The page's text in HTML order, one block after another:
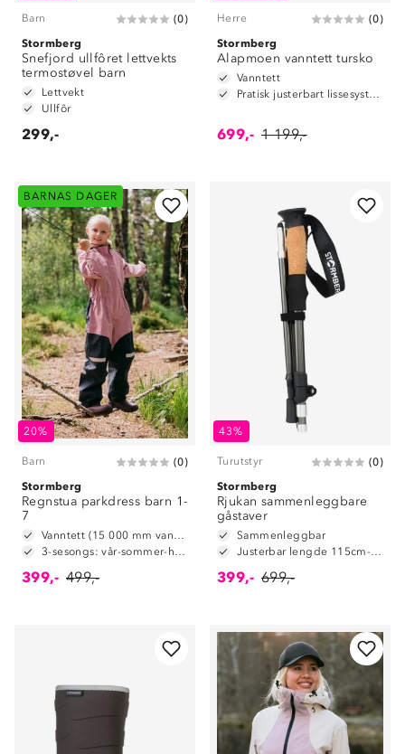
Barn (0)
Stormberg
Snefjord ullfôret lettvekts
termostøvel barn
Lettvekt
Ullfôr
299,-
Herre (0)
Stormberg
Alapmoen vanntett tursko
Vanntett
Pratisk justerbart lissesystem
699,- 1 199,-
BARNAS DAGER
20%
Barn (0)
Stormberg
Regnstua parkdress barn 1-
7
Vanntett (15 000 mm vannsøyle)
3-sesongs: vår-sommer-høst
399,- 499,-
43%
Turutstyr (0)
Stormberg
Rjukan sammenleggbare
gåstaver
Sammenleggbar
Justerbar lengde 115cm-135cm
399,- 699,-